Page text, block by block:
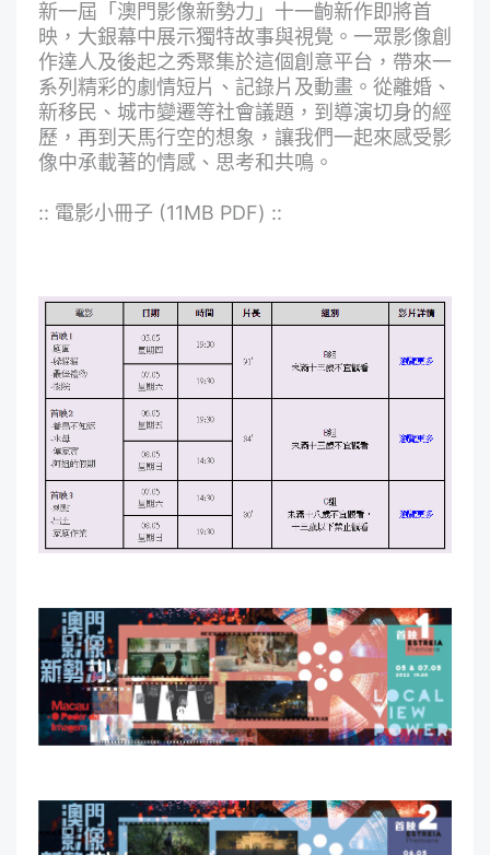
新一屆「澳門影像新勢力」十一齣新作即將首
映，大銀幕中展示獨特故事與視覺。一眾影像創
作達人及後起之秀聚集於這個創意平台，帶來一
系列精彩的劇情短片、記錄片及動畫。從離婚、
新移民、城市變遷等社會議題，到導演切身的經
歷，再到天馬行空的想象，讓我們一起來感受影
像中承載著的情感、思考和共鳴。
:: 電影小冊子 (11MB PDF) ::